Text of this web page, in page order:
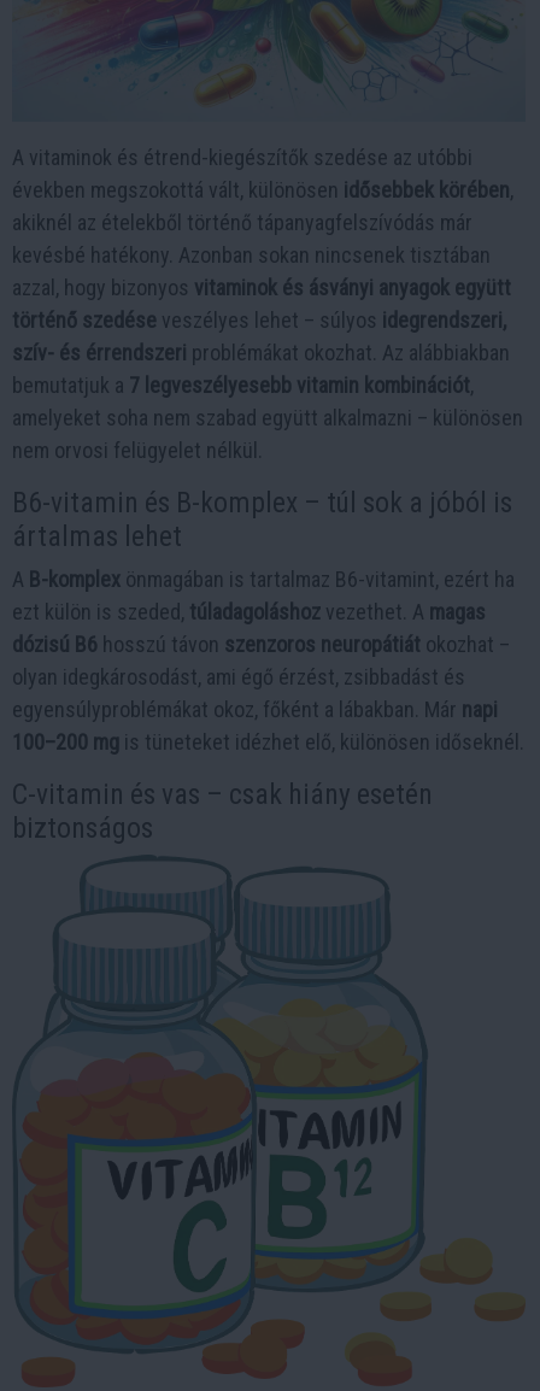
A vitaminok és étrend-kiegészítők szedése az utóbbi
években megszokottá vált, különösen idősebbek körében,
akiknél az ételekből történő tápanyagfelszívódás már
kevésbé hatékony. Azonban sokan nincsenek tisztában
azzal, hogy bizonyos vitaminok és ásványi anyagok együtt
történő szedése veszélyes lehet – súlyos idegrendszeri,
szív- és érrendszeri problémákat okozhat. Az alábbiakban
bemutatjuk a 7 legveszélyesebb vitamin kombinációt,
amelyeket soha nem szabad együtt alkalmazni – különösen
nem orvosi felügyelet nélkül.
B6-vitamin és B-komplex – túl sok a jóból is
ártalmas lehet
A B-komplex önmagában is tartalmaz B6-vitamint, ezért ha
ezt külön is szeded, túladagoláshoz vezethet. A magas
dózisú B6 hosszú távon szenzoros neuropátiát okozhat –
olyan idegkárosodást, ami égő érzést, zsibbadást és
egyensúlyproblémákat okoz, főként a lábakban. Már napi
100–200 mg is tüneteket idézhet elő, különösen időseknél.
C-vitamin és vas – csak hiány esetén
biztonságos